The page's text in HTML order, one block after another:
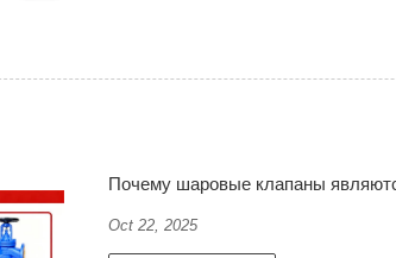
Почему шаровые клапаны
Oct 22, 2025